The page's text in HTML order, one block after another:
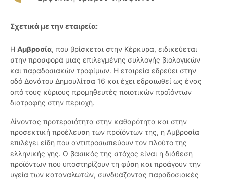
Σχετικά με την εταιρεία:
Η Αμβροσία, που βρίσκεται στην Κέρκυρα, ειδικεύεται
στην προσφορά μιας επιλεγμένης συλλογής βιολογικών
και παραδοσιακών τροφίμων. Η εταιρεία εδρεύει στην
οδό Δονάτου Δημουλίτσα 16 και έχει εδραιωθεί ως ένας
από τους κύριους προμηθευτές ποιοτικών προϊόντων
διατροφής στην περιοχή.
Δίνοντας προτεραιότητα στην καθαρότητα και στην
προσεκτική προέλευση των προϊόντων της, η Αμβροσία
επιλέγει είδη που αντιπροσωπεύουν τον πλούτο της
ελληνικής γης. Ο βασικός της στόχος είναι η διάθεση
προϊόντων που υποστηρίζουν τη φύση και προάγουν την
υγεία των καταναλωτών, συνδυάζοντας παραδοσιακές